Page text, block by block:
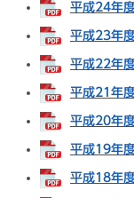
平成24年
平成23年
平成22年
平成21年
平成20年
平成19年
平成18年